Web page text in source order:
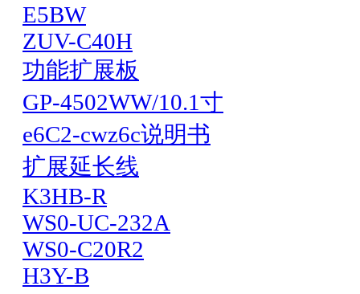
E5BW
ZUV-C40H
功能扩展板
GP-4502WW/10.1寸
e6C2-cwz6c说明书
扩展延长线
K3HB-R
WS0-UC-232A
WS0-C20R2
H3Y-B